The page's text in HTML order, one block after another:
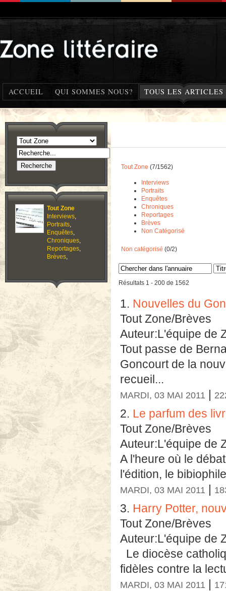
ACCUEIL QUI SOMMES NOUS? TOUS LES ARTICLES
Tout Zone
Interviews,
Portraits,
Enquêtes,
Chroniques,
Reportages,
Brèves,
Tout Zone (7/1562)
Interviews
Portraits
Enquêtes
Chroniques
Reportages
Brèves
Non Catégorisé
Non catégorisé (0/2)
Résultats 1 - 200 de 1562
1. Nouvelles du
Tout Zone/Brèves
Auteur:L'équipe de
Tout passe de
Goncourt de la
recueil...
MARDI, 03 MAI 2011 |
2. Le parfum des
Tout Zone/Brèves
Auteur:L'équipe de
A l'heure où le
l'édition, le
MARDI, 03 MAI 2011 |
3. Harry Potter,
Tout Zone/Brèves
Auteur:L'équipe de
Le diocèse
fidèles contre la
MARDI, 03 MAI 2011 |